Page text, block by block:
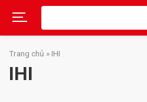
Skip
content
Search
Trang chủ » IHI
IHI